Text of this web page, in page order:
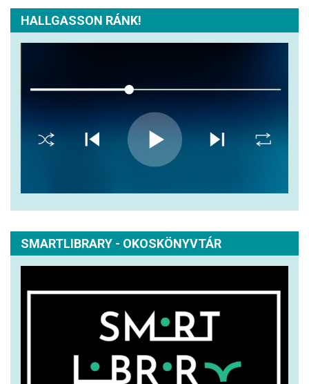
HALLGASSON RÁNK!
SMARTLIBRARY - OKOSKÖNYVTÁR